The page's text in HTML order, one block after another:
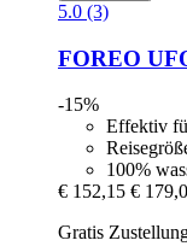
5.0 (3)
FOREO
-15%
Effektiv
100%
€ 152,15 €
Gratis